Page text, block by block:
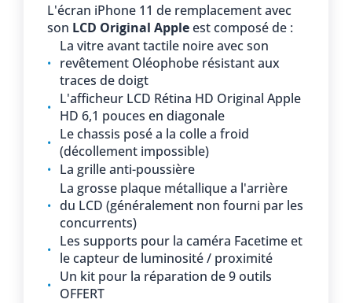
L'écran iPhone 11 de remplacement avec
son LCD Original Appleest composé de :
La vitre avant tactile noire avec son
revêtement Oléophobe résistant aux
traces de doigt
L'afficheur LCD Rétina HD Original Apple
HD 6,1 pouces en diagonale
Le chassis posé a la colle a froid
(décollement impossible)
La grille anti-poussière
La grosse plaque métallique a l'arrière
du LCD (généralement non fourni par les
concurrents)
Les supports pour la caméra Facetime et
le capteur de luminosité / proximité
Un kit pour la réparation de 9 outils
OFFERT